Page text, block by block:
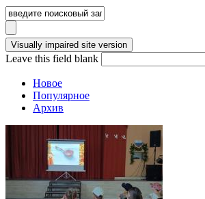
Leave this field blank
Новое
Популярное
Архив